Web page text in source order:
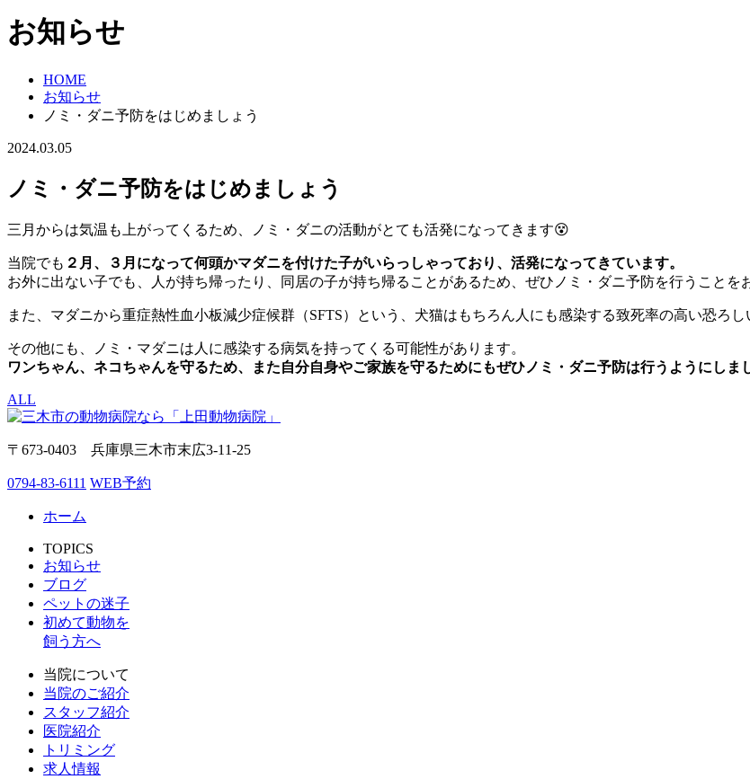
お知らせ
HOME
お知らせ
ノミ・ダニ予防をはじめましょう
2024.03.05
ノミ・ダニ予防をはじめましょう
三月からは気温も上がってくるため、ノミ・ダニの活動がとても活発になってきます😵
当院でも ２月、３月になって何頭かマダニを付けた子がいらっしゃっており、活発になってきています。
お外に出ない子でも、人が持ち帰ったり、同居の子が持ち帰ることがあるため、ぜひノミ・ダニ予防を行うことを
また、マダニから重症熱性血小板減少症候群（SFTS）という、犬猫はもちろん人にも感染する致死率の高い恐ろ
その他にも、ノミ・マダニは人に感染する病気を持ってくる可能性があります。
ワンちゃん、ネコちゃんを守るため、また自分自身やご家族を守るためにもぜひノミ・ダニ予防は行うようにしま
ALL
〒673-0403 兵庫県三木市末広3-11-25
0794-83-6111 WEB予約
ホーム
TOPICS
お知らせ
ブログ
ペットの迷子
初めて動物を
飼う方へ
当院について
当院のご紹介
スタッフ紹介
医院紹介
トリミング
求人情報